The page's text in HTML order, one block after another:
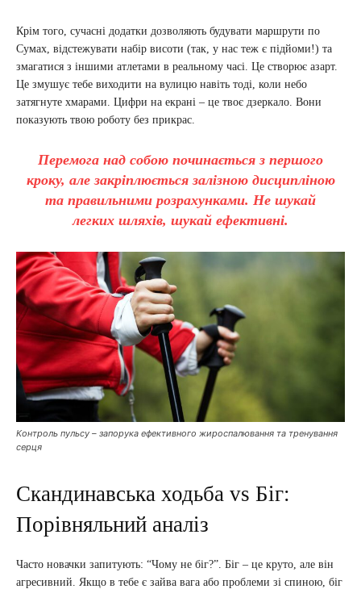
Крім того, сучасні додатки дозволяють будувати маршрути по
Сумах, відстежувати набір висоти (так, у нас теж є підйоми!) та
змагатися з іншими атлетами в реальному часі. Це створює азарт.
Це змушує тебе виходити на вулицю навіть тоді, коли небо
затягнуте хмарами. Цифри на екрані – це твоє дзеркало. Вони
показують твою роботу без прикрас.
Перемога над собою починається з першого
кроку, але закріплюється залізною дисципліною
та правильними розрахунками. Не шукай
легких шляхів, шукай ефективні.
Контроль пульсу – запорука ефективного жироспалювання та тренування
серця
Скандинавська ходьба vs Біг:
Порівняльний аналіз
Часто новачки запитують: “Чому не біг?”. Біг – це круто, але він
агресивний. Якщо в тебе є зайва вага або проблеми зі спиною, біг